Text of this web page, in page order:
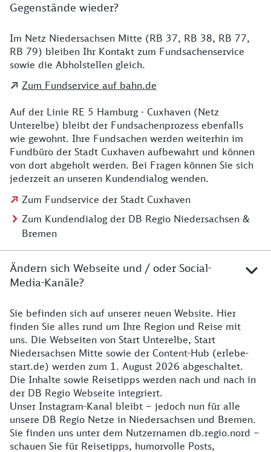
Gegenstände wieder?
Details zu Kontakt
Im Netz Niedersachsen Mitte (RB 37, RB 38, RB 77,
RB 79) bleiben Ihr Kontakt zum Fundsachenservice
sowie die Abholstellen gleich.
Zum Fundservice auf bahn.de
Auf der Linie RE 5 Hamburg - Cuxhaven (Netz
Unterelbe) bleibt der Fundsachenprozess ebenfalls
wie gewohnt. Ihre Fundsachen werden weiterhin im
Fundbüro der Stadt Cuxhaven aufbewahrt und können
von dort abgeholt werden. Bei Fragen können Sie sich
jederzeit an unseren Kundendialog wenden.
Zum Fundservice der Stadt Cuxhaven
Zum Kundendialog der DB Regio Niedersachsen &
Bremen
Ändern sich Webseite und / oder Social-
Media-Kanäle?
Details zur Website
Sie befinden sich auf unserer neuen Website. Hier
finden Sie alles rund um Ihre Region und Reise mit
uns. Die Webseiten von Start Unterelbe, Start
Niedersachsen Mitte sowie der Content-Hub (erlebe-
start.de) werden zum 1. August 2026 abgeschaltet.
Die Inhalte sowie Reisetipps werden nach und nach in
der DB Regio Webseite integriert.
Unser Instagram-Kanal bleibt – jedoch nun für alle
unsere DB Regio Netze in Niedersachsen und Bremen.
Sie finden uns unter dem Nutzernamen db.regio.nord –
schauen Sie für Reisetipps, humorvolle Posts,